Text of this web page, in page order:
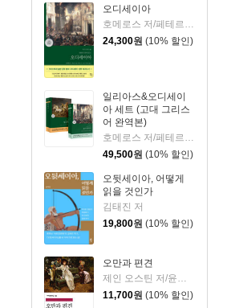
오디세이아
24,300원 (10% 할인)
일리아스&오디세이
아 세트 (고대 그리스
어 완역본)
호메로스 저/페테르 파울 루벤스 그림/박문재 역
49,500원 (10% 할인)
오뒷세이아, 어떻게
읽을 것인가
김태진 저
19,800원 (10% 할인)
오만과 편견
11,700원 (10% 할인)